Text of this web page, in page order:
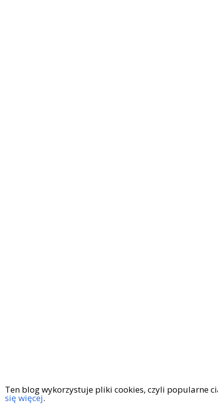
Ten blog wykorzystuje pliki cookies, czyli popularne
się więcej.